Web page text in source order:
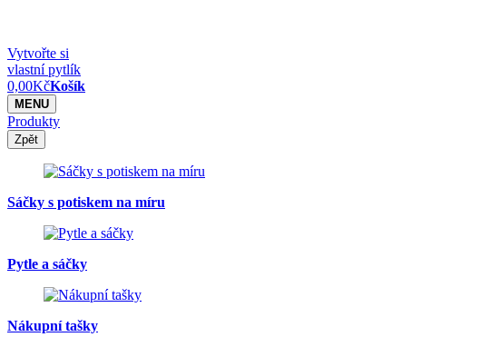
Vytvořte si
vlastní pytlík
0,00KčKošík
MENU
Produkty
Zpět
Sáčky s potiskem na míru
Pytle a sáčky
Nákupní tašky